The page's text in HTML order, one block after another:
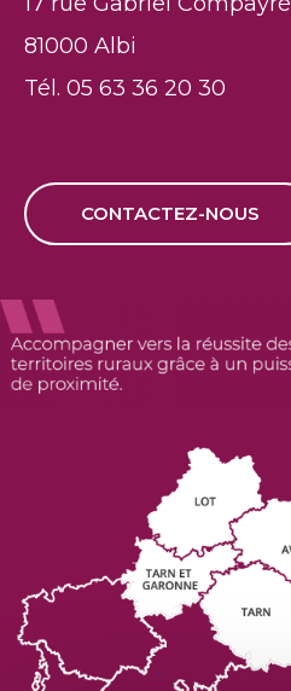
81000 Albi
Tél. 05 63 36 20 30
CONTACTEZ-NOUS